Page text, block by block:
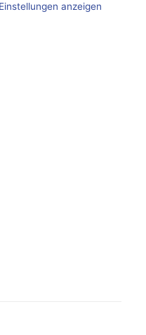
Einstellungen anzeigen